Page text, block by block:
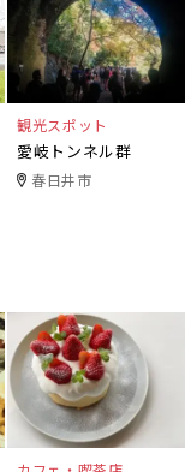
観光スポット
愛岐トンネル群
春日井市